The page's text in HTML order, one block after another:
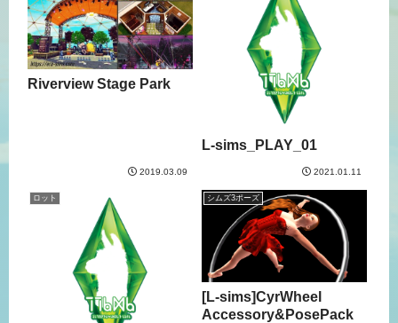
Riverview Stage Park
2019.03.09
L-sims_PLAY_01
2021.01.11
ロット シムズ3ポーズ
[L-sims]CyrWheel
Accessory&PosePack